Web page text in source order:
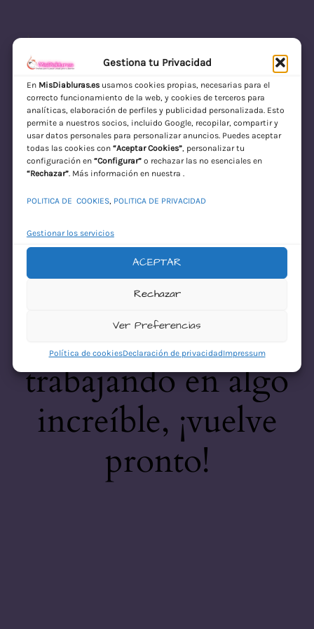
Gestiona tu Privacidad
En MisDiabluras.esusamos cookies propias, necesarias para el
correcto funcionamiento de la web, y cookies de terceros para
analíticas, elaboración de perfiles y publicidad personalizada. Esto
permite a nuestros socios, incluido Google, recopilar, compartir y
usar datos personales para personalizar anuncios. Puedes aceptar
todas las cookies con “Aceptar Cookies”, personalizar tu
configuración en “Configurar”o rechazar las no esenciales en
“Rechazar”. Más información en nuestra .
POLITICA DE COOKIES, POLITICA DE PRIVACIDAD
Gestionar los servicios
ACEPTAR
Rechazar
Ver Preferencias
Política de cookiesDeclaración de privacidadImpressum
MisDiabluras | Sexshop Online con Envío
Discreto en España
Acceder
¡Disculpa este
desastre! Estamos
trabajando en algo
increíble, ¡vuelve
pronto!